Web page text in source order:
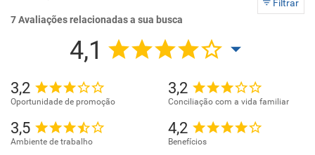
Filtrar
7 Avaliações relacionadas a sua busca
4,1
3,2
Oportunidade de promoção
3,2
Conciliação com a vida familiar
3,5
Ambiente de trabalho
4,2
Benefícios